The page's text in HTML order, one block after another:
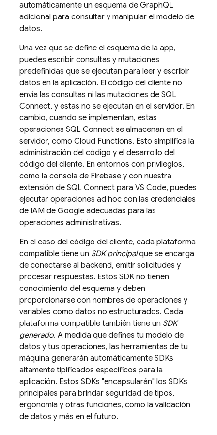
automáticamente un esquema de GraphQL
adicional para consultar y manipular el modelo de
datos.
Una vez que se define el esquema de la app,
puedes escribir consultas y mutaciones
predefinidas que se ejecutan para leer y escribir
datos en la aplicación. El código del cliente no
envía las consultas ni las mutaciones de SQL
Connect, y estas no se ejecutan en el servidor. En
cambio, cuando se implementan, estas
operaciones SQL Connect se almacenan en el
servidor, como Cloud Functions. Esto simplifica la
administración del código y el desarrollo del
código del cliente. En entornos con privilegios,
como la consola de Firebase y con nuestra
extensión de SQL Connect para VS Code, puedes
ejecutar operaciones ad hoc con las credenciales
de IAM de Google adecuadas para las
operaciones administrativas.
En el caso del código del cliente, cada plataforma
compatible tiene un SDK principalque se encarga
de conectarse al backend, emitir solicitudes y
procesar respuestas. Estos SDK no tienen
conocimiento del esquema y deben
proporcionarse con nombres de operaciones y
variables como datos no estructurados. Cada
plataforma compatible también tiene un SDK
generado. A medida que defines tu modelo de
datos y tus operaciones, las herramientas de tu
máquina generarán automáticamente SDKs
altamente tipificados específicos para la
aplicación. Estos SDKs "encapsularán" los SDKs
principales para brindar seguridad de tipos,
ergonomía y otras funciones, como la validación
de datos y más en el futuro.